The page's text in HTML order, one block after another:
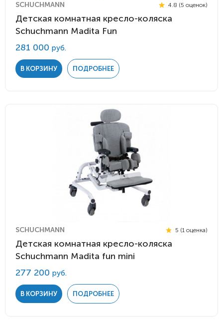
SCHUCHMANN 4.8 (5 оценок)
Детская комнатная кресло-коляска
Schuchmann Madita Fun
281 000 руб.
В КОРЗИНУ ПОДРОБНЕЕ
SCHUCHMANN 5 (1 оценка)
Детская комнатная кресло-коляска
Schuchmann Madita fun mini
277 200 руб.
В КОРЗИНУ ПОДРОБНЕЕ